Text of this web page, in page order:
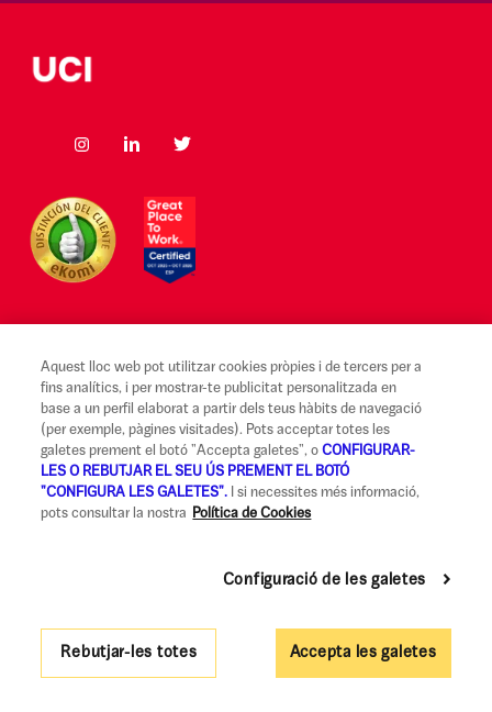
Avís legal i Condicions d'ús
Canal Alerta Ètica
Reclamacions
Codi de Bones Pràctiques
Govern Corporatiu i Política de Remuneracions
Aquest lloc web pot utilitzar cookies pròpies i de tercers per a
fins analítics, i per mostrar-te publicitat personalitzada en
base a un perfil elaborat a partir dels teus hàbits de navegació
(per exemple, pàgines visitades). Pots acceptar totes les
galetes prement el botó "Accepta galetes", oCONFIGURAR-
LES O REBUTJAR EL SEU ÚS PREMENT EL BOTÓ
"CONFIGURA LES GALETES". I si necessites més informació,
pots consultar la nostra
Política de Cookies
Accepta les galetes
Rebutjar-les totes
Configuració de les galetes